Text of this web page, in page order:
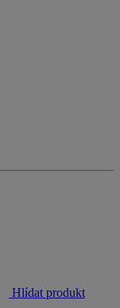
Hlídat produkt